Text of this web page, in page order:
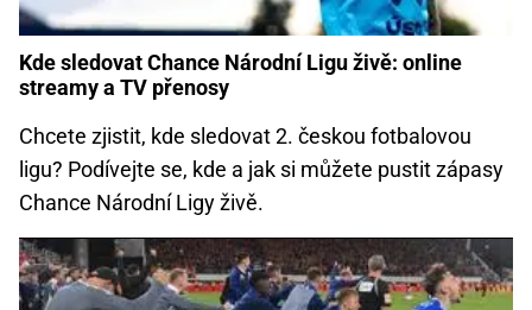
Kde sledovat Chance Národní Ligu živě: online
streamy a TV přenosy
Chcete zjistit, kde sledovat 2. českou fotbalovou
ligu? Podívejte se, kde a jak si můžete pustit zápasy
Chance Národní Ligy živě.